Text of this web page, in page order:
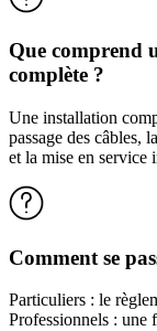
Que comprend
complète ?
Une installation
passage des câbles,
et la mise en service
Comment se
Particuliers : le
Professionnels : une